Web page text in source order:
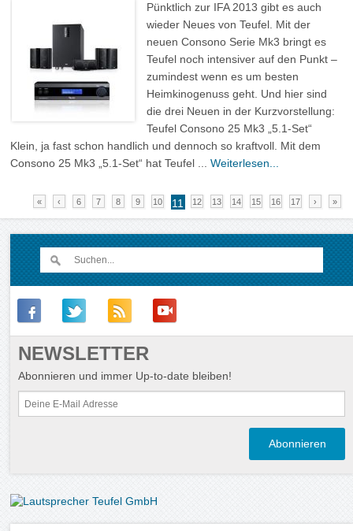
Pünktlich zur IFA 2013 gibt es auch
wieder Neues von Teufel. Mit der
neuen Consono Serie Mk3 bringt es
Teufel noch intensiver auf den Punkt –
zumindest wenn es um besten
Heimkinogenuss geht. Und hier sind
die drei Neuen in der Kurzvorstellung:
Teufel Consono 25 Mk3 „5.1-Set“
Klein, ja fast schon handlich und dennoch so kraftvoll. Mit dem
Consono 25 Mk3 „5.1-Set“ hat Teufel ...Weiterlesen...
« ‹ 6 7 8 9 10 11 12 13 14 15 16 17 › »
NEWSLETTER
Abonnieren und immer Up-to-date bleiben!